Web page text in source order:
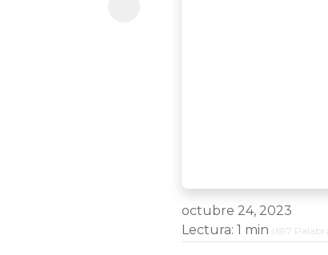
octubre 24, 2023
Lectura: 1 min ( 697